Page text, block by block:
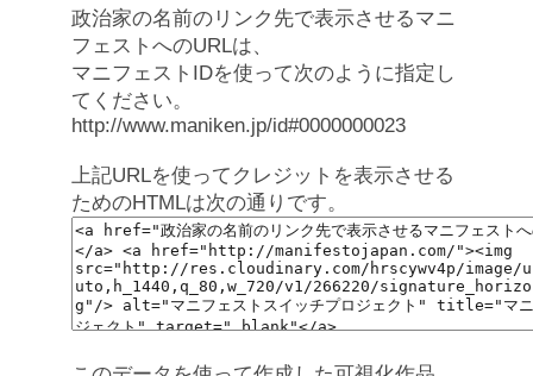
政治家の名前のリンク先で表示させるマニ
フェストへのURLは、
マニフェストIDを使って次のように指定し
てください。
http://www.maniken.jp/id#0000000023
上記URLを使ってクレジットを表示させる
ためのHTMLは次の通りです。